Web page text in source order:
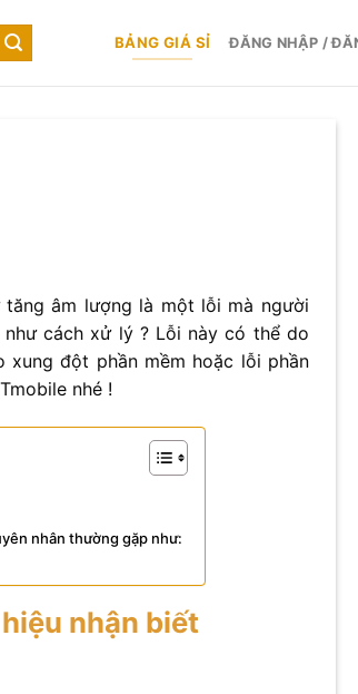
BẢNG GIÁ SỈ ĐĂNG NHẬP /
âm lượng là một lỗi mà người
cách xử lý ? Lỗi này có thể do
đột phần mềm hoặc lỗi phần
nhé !
nhân thường gặp như:
nhận biết